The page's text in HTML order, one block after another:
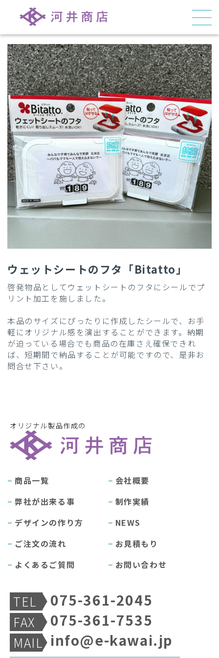
ウェットシートのフタ「Bitatto」
啓発物品としてウェットシートのフタにシールでプ
リント加工を施しました。
本品のサイズにぴったりに作成したシールで、お手
軽にオリジナル感を演出することができます。納期
が迫っている場合でも商品の在庫さえ確保できれ
ば、短期間で納品することが可能ですので、是非お
問合せ下さい。
オリジナル製品作成の
商品一覧
会社概要
弊社が出来る事
制作実績
デザインの作り方
NEWS
ご注文の流れ
お見積もり
よくあるご質問
お問い合わせ
TEL 075-361-2045
FAX 075-361-7535
MAIL info@e-kawai.jp